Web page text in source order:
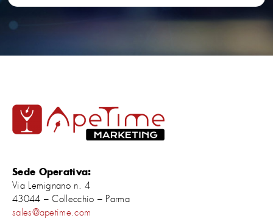
Sede Operativa:
Via Lemignano n. 4
43044 – Collecchio – Parma
sales@apetime.com